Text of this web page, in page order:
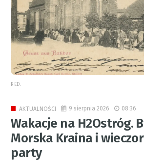
RED.
AKTUALNOŚCI 9 sierpnia 2026 08:36
Wakacje na H2Ostróg.
Morska Kraina i
party